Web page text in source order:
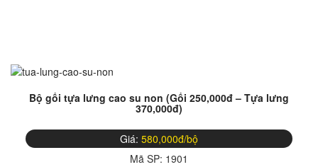
Bộ gối tựa lưng cao su non (Gối 250,000đ – Tựa lưng
370,000đ)
Giá: 580,000đ/bộ
Mã SP: 1901